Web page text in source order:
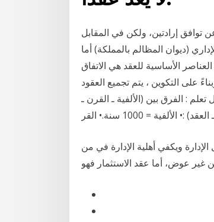
توافق إرادتين، ولكن في المقابل
(ديوان المظالم بالمملكة) أما
العناصر الأساسية للعقد هي الاتفاق
على التكوين ، يتم تجميع العقود
: الفرق بين (الألفية ـ القرن ـ
ويكفي أهلية الإدارة في من
غير عوض، أما عقد الاستثمار فهو